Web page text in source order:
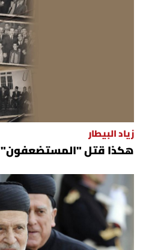
زياد البيطار
هكذا قتل "المستضعفون" 11 من يهود لبنان